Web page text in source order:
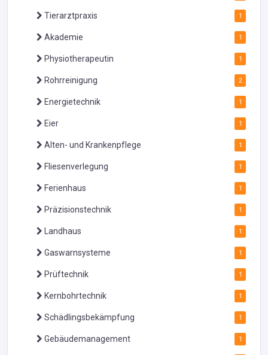
Tierarztpraxis 1
Akademie 1
Physiotherapeutin 1
Rohrreinigung 2
Energietechnik 1
Eier 1
Alten- und Krankenpflege 1
Fliesenverlegung 1
Ferienhaus 1
Präzisionstechnik 1
Landhaus 1
Gaswarnsysteme 1
Prüftechnik 1
Kernbohrtechnik 1
Schädlingsbekämpfung 1
Gebäudemanagement 1